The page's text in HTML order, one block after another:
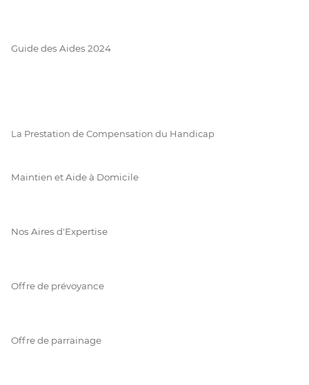
Guide des Aides 2024
La Prestation de Compensation du Handicap
Maintien et Aide à Domicile
Nos Aires d'Expertise
Offre de prévoyance
Offre de parrainage